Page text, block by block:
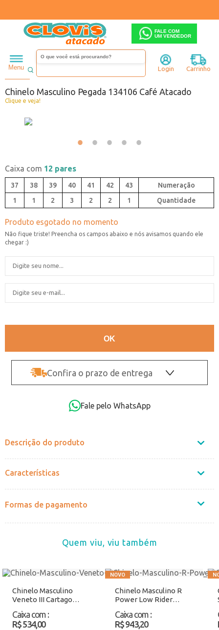
FALE COM
UM VENDEDOR
Menu Login Carrinho
Masculino Chinelo
Chinelo Masculino Pegada 134106 Café Atacado
Clique e veja!
Caixa com 12 pares
37 38 39 40 41 42
43
1
1 2 3 2 2 1 Quantidade
Confira o prazo de entrega
Fale pelo WhatsApp
Descrição do produto
Características
Formas de pagamento
Quem viu, viu também
Chinelo Masculino
Veneto III Cartago
Caixa com :
R$ 534,00
Chinelo Masculino R
Power Low Rider
Atacado
Caixa com :
R$ 943,20